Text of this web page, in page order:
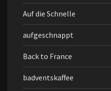
Auf die Schnelle
aufgeschnappt
Back to France
badventskaffee